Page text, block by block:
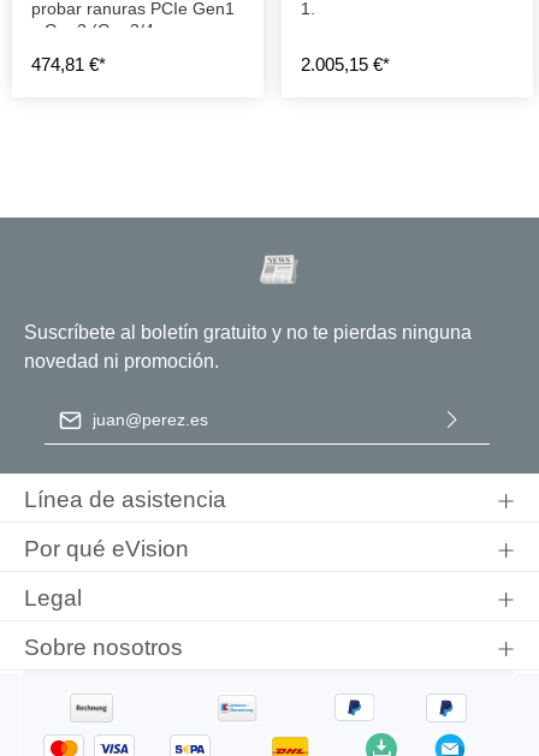
probar ranuras PCIe Gen1
y Gen2 (Gen3/4 a
474,81 €*
1.
2.005,15 €*
Suscríbete al boletín gratuito y no te pierdas ninguna
novedad ni promoción.
Dirección de correo electrónico
términos y condiciones generales
Línea de asistencia
Por qué eVision
Legal
Sobre nosotros